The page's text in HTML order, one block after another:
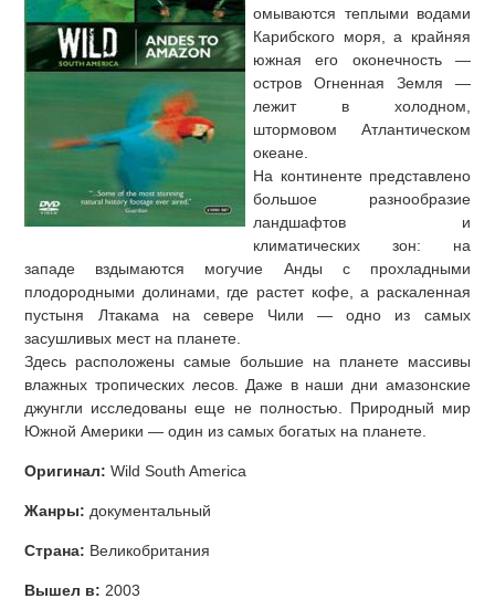
омываются теплыми водами
Карибского моря, а крайняя
южная его оконечность —
остров Огненная Земля —
лежит в холодном,
штормовом Атлантическом
океане.
На континенте представлено
большое разнообразие
ландшафтов и
климатических зон: на
западе вздымаются могучие Анды с прохладными
плодородными долинами, где растет кофе, а раскаленная
пустыня Лтакама на севере Чили — одно из самых
засушливых мест на планете.
Здесь расположены самые большие на планете массивы
влажных тропических лесов. Даже в наши дни амазонские
джунгли исследованы еще не полностью. Природный мир
Южной Америки — один из самых богатых на планете.
Оригинал: Wild South America
Жанры: документальный
Страна: Великобритания
Вышел в: 2003